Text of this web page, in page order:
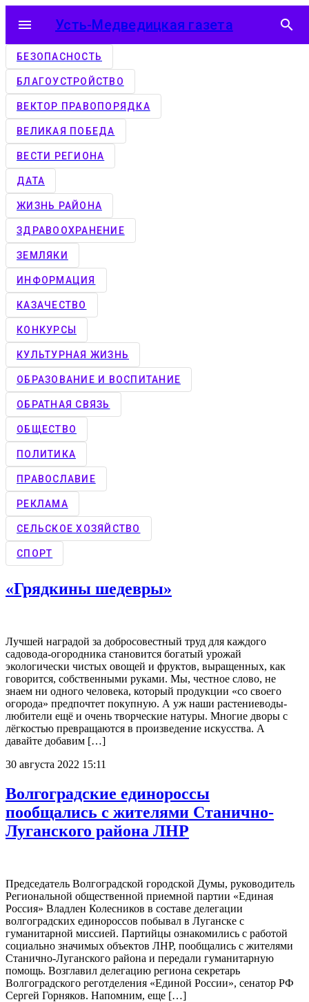
menu Усть-Медведицкая газета search
БЕЗОПАСНОСТЬ
БЛАГОУСТРОЙСТВО
ВЕКТОР ПРАВОПОРЯДКА
ВЕЛИКАЯ ПОБЕДА
ВЕСТИ РЕГИОНА
ДАТА
ЖИЗНЬ РАЙОНА
ЗДРАВООХРАНЕНИЕ
ЗЕМЛЯКИ
ИНФОРМАЦИЯ
КАЗАЧЕСТВО
КОНКУРCЫ
КУЛЬТУРНАЯ ЖИЗНЬ
ОБРАЗОВАНИЕ И ВОСПИТАНИЕ
ОБРАТНАЯ СВЯЗЬ
ОБЩЕСТВО
ПОЛИТИКА
ПРАВОСЛАВИЕ
РЕКЛАМА
СЕЛЬСКОЕ ХОЗЯЙСТВО
СПОРТ
«Грядкины шедевры»
Лучшей наградой за добросовестный труд для каждого
садовода-огородника становится богатый урожай
экологически чистых овощей и фруктов, выращенных, как
говорится, собственными руками. Мы, честное слово, не
знаем ни одного человека, который продукции «со своего
огорода» предпочтет покупную. А уж наши растениеводы-
любители ещё и очень творческие натуры. Многие дворы с
лёгкостью превращаются в произведение искусства. А
давайте добавим […]
30 августа 2022 15:11
Волгоградские единороссы
пообщались с жителями Станично-
Луганского района ЛНР
Председатель Волгоградской городской Думы, руководитель
Региональной общественной приемной партии «Единая
Россия» Владлен Колесников в составе делегации
волгоградских единороссов побывал в Луганске с
гуманитарной миссией. Партийцы ознакомились с работой
социально значимых объектов ЛНР, пообщались с жителями
Станично-Луганского района и передали гуманитарную
помощь. Возглавил делегацию региона секретарь
Волгоградского реготделения «Единой России», сенатор РФ
Сергей Горняков. Напомним, еще […]